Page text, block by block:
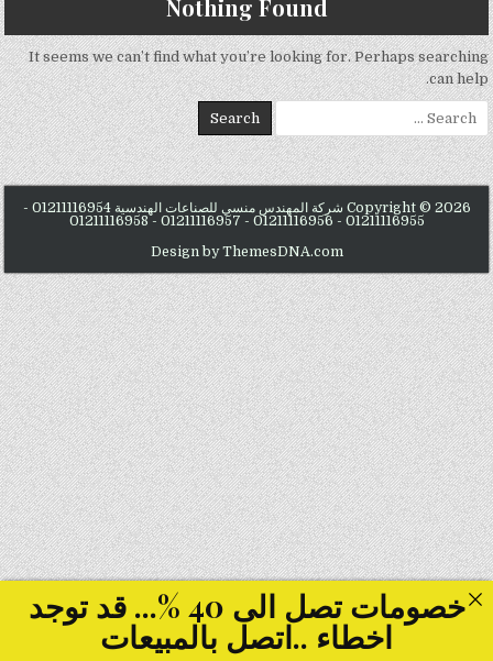
Nothing Found
It seems we can’t find what you’re looking for. Perhaps searching
can help.
Search for:
Copyright © 2026 شركة المهندس منسي للصناعات الهندسية 01211116954 -
01211116955 - 01211116956 - 01211116957 - 01211116958
Design by ThemesDNA.com
خصومات تصل الى 40 %... قد توجد
اخطاء ..اتصل بالمبيعات